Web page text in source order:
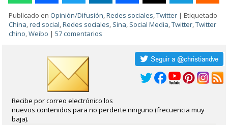
Publicado en Opinión/Difusión,Redes sociales,Twitter |Etiquetado
China,red social,Redes sociales, Sina, Social Media,Twitter,Twitter
chino,Weibo |57 comentarios
Recibe por correo electrónico los
nuevos contenidos para no perderte ninguno (frecuencia muy
baja).